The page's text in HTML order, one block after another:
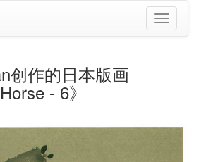
切
换
创作的日本版画
- 6》